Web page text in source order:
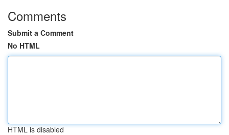
Comments
Submit a Comment
No HTML
HTML is disabled